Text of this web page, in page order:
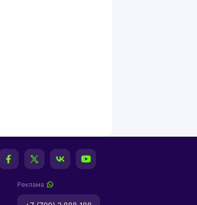
Реклама